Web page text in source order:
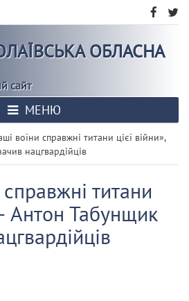
ОБЛАСНА
сайт
МЕНЮ
воїни справжні титани цієї війни»,
нацгвардійців
титани
Антон Табунщик